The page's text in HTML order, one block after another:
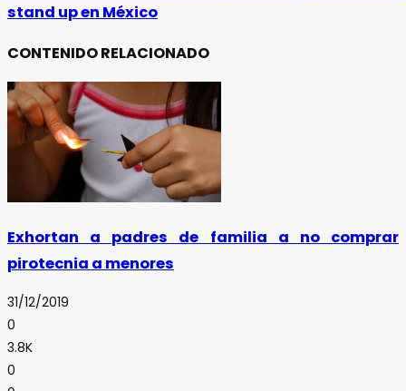
stand up en México
CONTENIDO RELACIONADO
Exhortan a padres de familia a no comprar
pirotecnia a menores
31/12/2019
0
3.8K
0